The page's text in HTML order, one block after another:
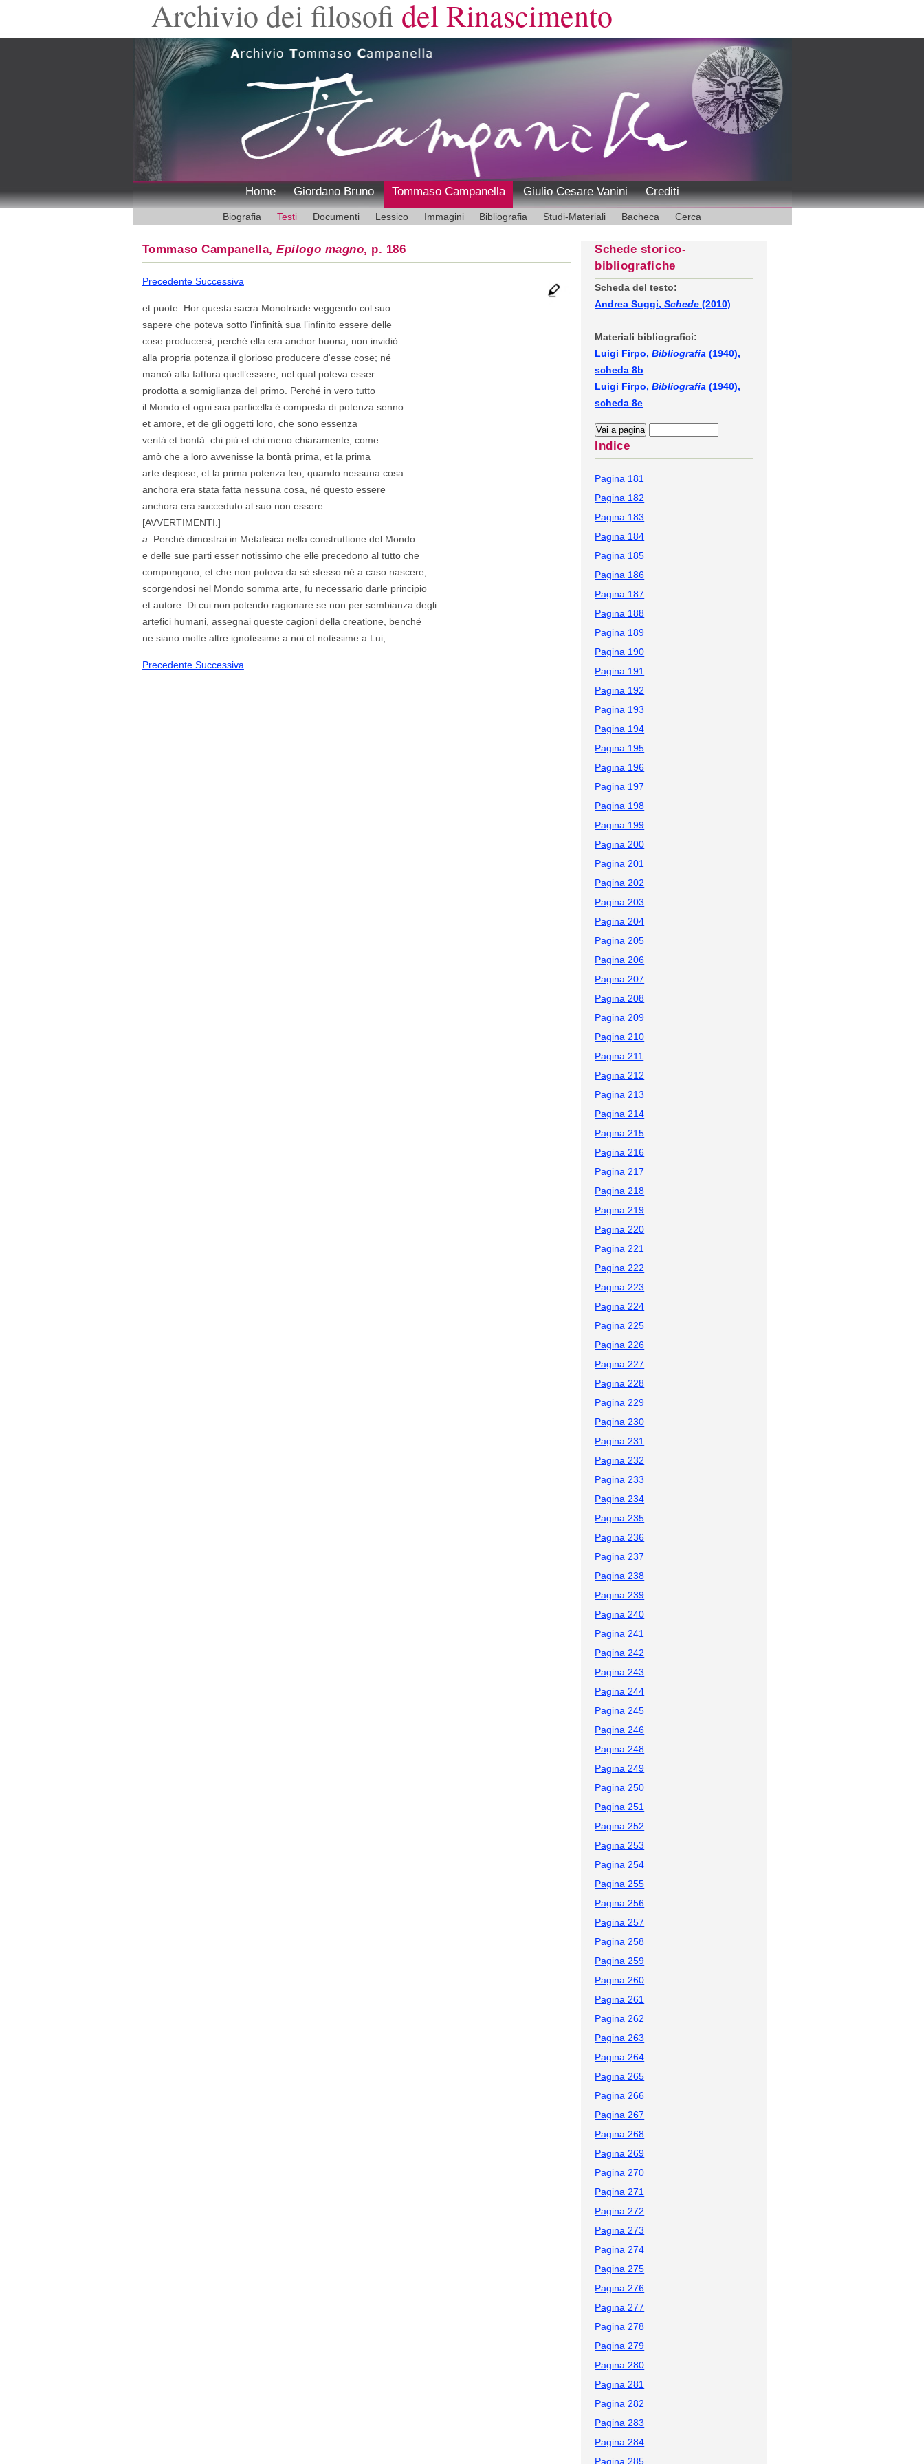
Archivio dei filosofi del Rinascimento
Home Giordano Bruno Tommaso Campanella Giulio Cesare Vanini Crediti
Biografia Testi Documenti Lessico Immagini Bibliografia Studi-Materiali Bacheca Cerca
Tommaso Campanella,Epilogo magno, p. 186
Precedente Successiva
et puote. Hor questa sacra Monotriade veggendo col suo
sapere che poteva sotto l’infinità sua l’infinito essere delle
cose producersi, perché ella era anchor buona, non invidiò
alla propria potenza il glorioso producere d'esse cose; né
mancò alla fattura quell’essere, nel qual poteva esser
prodotta a somiglianza del primo. Perché in vero tutto
il Mondo et ogni sua particella è composta di potenza senno
et amore, et de gli oggetti loro, che sono essenza
verità et bontà: chi più et chi meno chiaramente, come
amò che a loro avvenisse la bontà prima, et la prima
arte dispose, et la prima potenza feo, quando nessuna cosa
anchora era stata fatta nessuna cosa, né questo essere
anchora era succeduto al suo non essere.
[AVVERTIMENTI.]
a.
Perché dimostrai in Metafisica nella construttione del Mondo
e delle sue parti esser notissimo che elle precedono al tutto che
compongono, et che non poteva da sé stesso né a caso nascere,
scorgendosi nel Mondo somma arte, fu necessario darle principio
et autore. Di cui non potendo ragionare se non per sembianza degli
artefici humani, assegnai queste cagioni della creatione, benché
ne siano molte altre ignotissime a noi et notissime a Lui,
Precedente Successiva
Schede storico-
bibliografiche
Scheda del testo:
Andrea Suggi,Schede (2010)
Materiali bibliografici:
Luigi Firpo,Bibliografia (1940),
scheda 8b
Luigi Firpo,Bibliografia (1940),
scheda 8e
Indice
Pagina 181
Pagina 182
Pagina 183
Pagina 184
Pagina 185
Pagina 186
Pagina 187
Pagina 188
Pagina 189
Pagina 190
Pagina 191
Pagina 192
Pagina 193
Pagina 194
Pagina 195
Pagina 196
Pagina 197
Pagina 198
Pagina 199
Pagina 200
Pagina 201
Pagina 202
Pagina 203
Pagina 204
Pagina 205
Pagina 206
Pagina 207
Pagina 208
Pagina 209
Pagina 210
Pagina 211
Pagina 212
Pagina 213
Pagina 214
Pagina 215
Pagina 216
Pagina 217
Pagina 218
Pagina 219
Pagina 220
Pagina 221
Pagina 222
Pagina 223
Pagina 224
Pagina 225
Pagina 226
Pagina 227
Pagina 228
Pagina 229
Pagina 230
Pagina 231
Pagina 232
Pagina 233
Pagina 234
Pagina 235
Pagina 236
Pagina 237
Pagina 238
Pagina 239
Pagina 240
Pagina 241
Pagina 242
Pagina 243
Pagina 244
Pagina 245
Pagina 246
Pagina 248
Pagina 249
Pagina 250
Pagina 251
Pagina 252
Pagina 253
Pagina 254
Pagina 255
Pagina 256
Pagina 257
Pagina 258
Pagina 259
Pagina 260
Pagina 261
Pagina 262
Pagina 263
Pagina 264
Pagina 265
Pagina 266
Pagina 267
Pagina 268
Pagina 269
Pagina 270
Pagina 271
Pagina 272
Pagina 273
Pagina 274
Pagina 275
Pagina 276
Pagina 277
Pagina 278
Pagina 279
Pagina 280
Pagina 281
Pagina 282
Pagina 283
Pagina 284
Pagina 285